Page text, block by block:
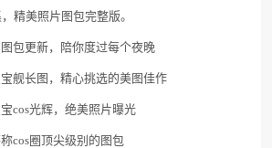
精美照片图包完整版。
包更新，陪你度过每个夜晚
舰长图，精心挑选的美图佳作
cos光辉，绝美照片曝光
cos圈顶尖级别的图包